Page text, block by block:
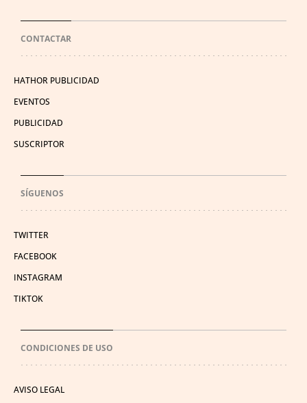
CONTACTAR
HATHOR PUBLICIDAD
EVENTOS
PUBLICIDAD
SUSCRIPTOR
SÍGUENOS
TWITTER
FACEBOOK
INSTAGRAM
TIKTOK
CONDICIONES DE USO
AVISO LEGAL